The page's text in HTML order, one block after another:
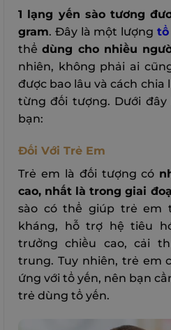
1 lạng yến sào tương
gram. Đây là một lượng tổ
thểdùng cho nhiều
nhiên, không phải ai
được bao lâu và cách chia
từng đối tượng. Dưới
bạn:
Đối Với Trẻ Em
Trẻ em là đối tượng có
cao, nhất là trong giai
sào có thể giúp trẻ em
kháng, hỗ trợ hệ tiêu
trưởng chiều cao, cải
trung. Tuy nhiên, trẻ em
ứng với tổ yến, nên bạn
trẻ dùng tổ yến.